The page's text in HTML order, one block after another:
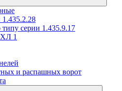
серии 1.435.9.17
1
и распашных ворот